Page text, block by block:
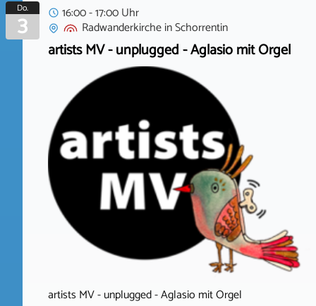
Do.
3
16:00 - 17:00 Uhr
RadwanderkircheinSchorrentin
artists MV - unplugged - Aglasio mit Orgel
artists MV - unplugged - Aglasio mit Orgel